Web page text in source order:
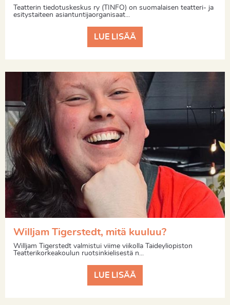
Teatterin tiedotuskeskus ry (TINFO) on suomalaisen teatteri- ja
esitystaiteen asiantuntijaorganisaat...
LUE LISÄÄ
Willjam Tigerstedt, mitä kuuluu?
Willjam Tigerstedt valmistui viime viikolla Taideyliopiston
Teatterikorkeakoulun ruotsinkielisestä n...
LUE LISÄÄ